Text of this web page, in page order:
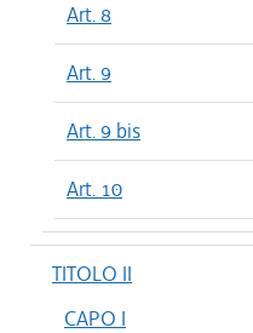
Art. 8
Art. 9
Art. 9 bis
Art. 10
TITOLO II
CAPO I